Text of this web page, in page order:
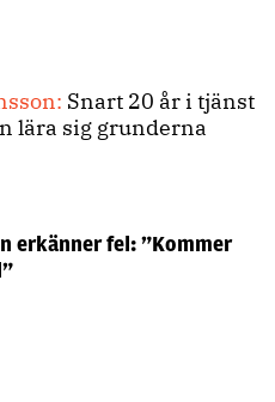
Snart 20 år i tjänst
lära sig grunderna
erkänner fel: ”Kommer